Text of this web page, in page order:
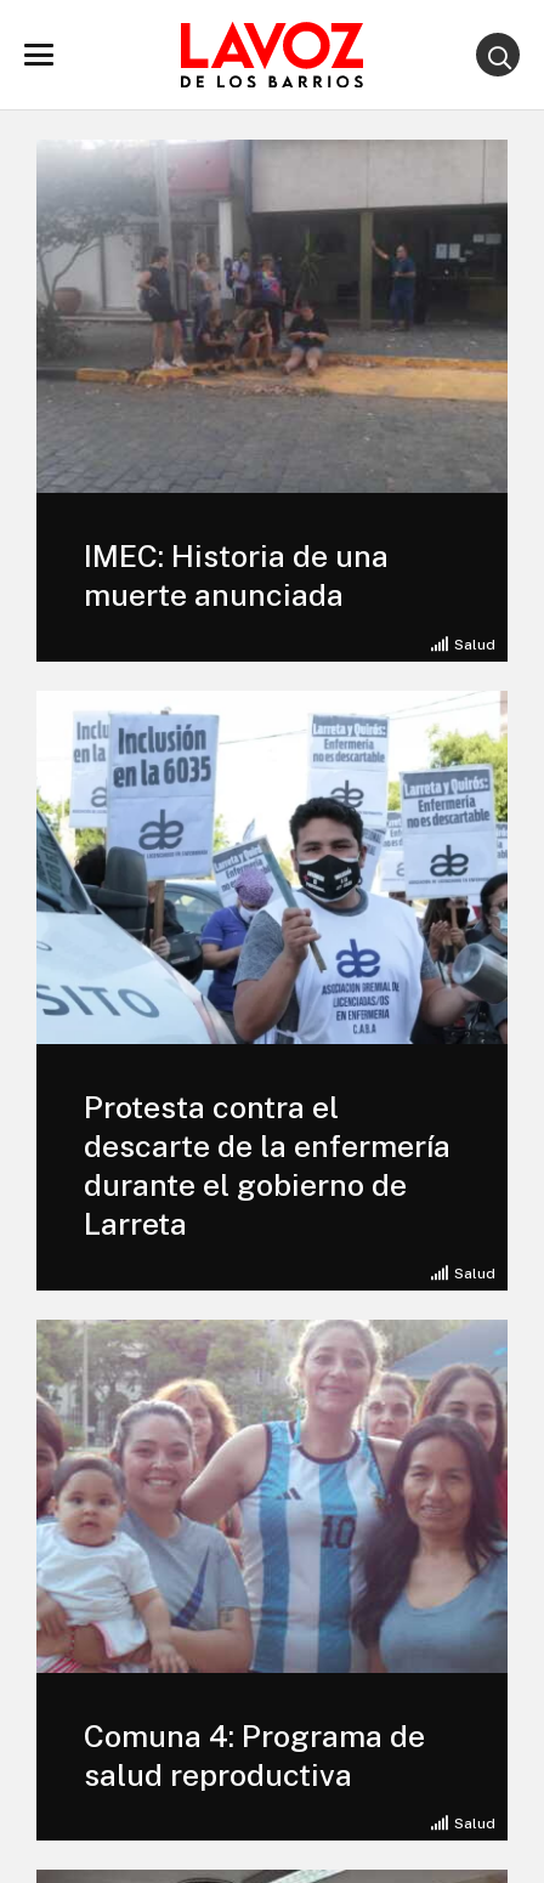
Salud
IMEC: Historia de una
muerte anunciada
Salud
Protesta contra el
descarte de la enfermería
durante el gobierno de
Larreta
Salud
Comuna 4: Programa de
salud reproductiva